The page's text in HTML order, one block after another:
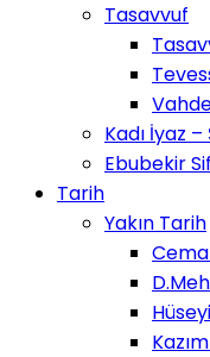
Tasavvuf
Kadı İyaz
Ebubekir
Tarih
Yakın Tarih